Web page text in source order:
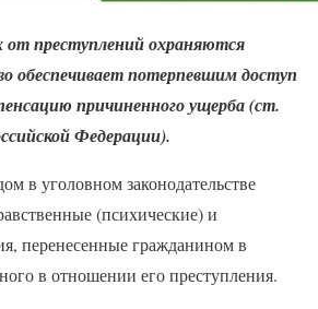
преступлений охраняются
обеспечивает потерпевшим доступ
причиненного ущерба (ст.
Федерации).
в уголовном законодательстве
(психические) и
перенесенные гражданином в
в отношении его преступления.